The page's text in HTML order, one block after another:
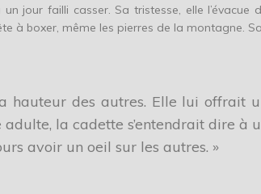
jour failli casser. Sa tristesse, elle l’évacue
à boxer, même les pierres de la montagne.
hauteur des autres. Elle lui offrait
la cadette s’entendrait dire à
avoir un oeil sur les autres. »